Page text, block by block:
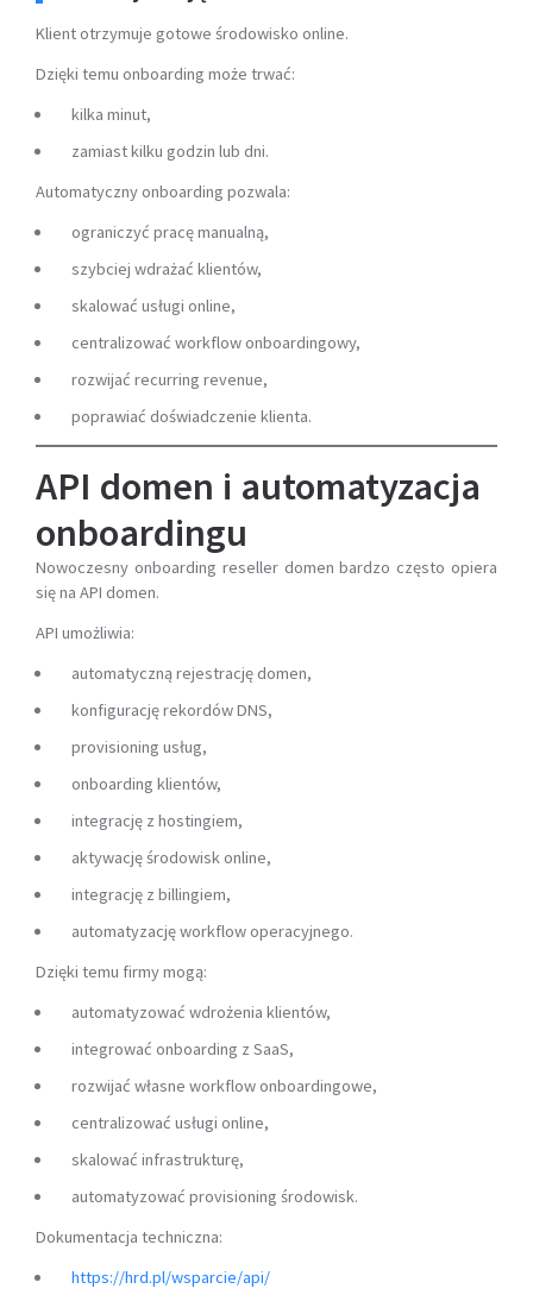
Klient otrzymuje gotowe środowisko online.
Dzięki temu onboarding może trwać:
kilka minut,
zamiast kilku godzin lub dni.
Automatyczny onboarding pozwala:
ograniczyć pracę manualną,
szybciej wdrażać klientów,
skalować usługi online,
centralizować workflow onboardingowy,
rozwijać recurring revenue,
poprawiać doświadczenie klienta.
API domen i automatyzacja
onboardingu
Nowoczesny onboarding reseller domen bardzo często opiera
się na API domen.
API umożliwia:
automatyczną rejestrację domen,
konfigurację rekordów DNS,
provisioning usług,
onboarding klientów,
integrację z hostingiem,
aktywację środowisk online,
integrację z billingiem,
automatyzację workflow operacyjnego.
Dzięki temu firmy mogą:
automatyzować wdrożenia klientów,
integrować onboarding z SaaS,
rozwijać własne workflow onboardingowe,
centralizować usługi online,
skalować infrastrukturę,
automatyzować provisioning środowisk.
Dokumentacja techniczna:
https://hrd.pl/wsparcie/api/